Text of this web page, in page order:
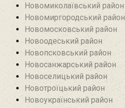
Новомиколаївський район‎
Новомиргородський район
Новомосковський район
Новоодеський район‎
Новопсковський район‎
Новосанжарський район
Новоселицький район
Новотроїцький район
Новоукраїнський район